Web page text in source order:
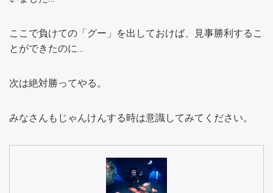
ここで負けての「グー」を出しておけば、見事勝利するこ
とができたのに…
次は絶対勝ってやる。
みなさんもじゃんけんする時は意識してみてください。